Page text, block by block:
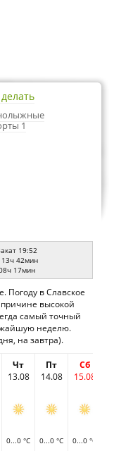
1
19:52
42мин
17мин
Погоду в Славское
высокой
самый точный
неделю.
на завтра).
Чт
13.08
Пт
14.08
Сб
15.08
0...0 °C 0...0 °C 0...0 °C